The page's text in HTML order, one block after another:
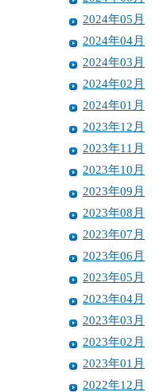
2024年05月
2024年04月
2024年03月
2024年02月
2024年01月
2023年12月
2023年11月
2023年10月
2023年09月
2023年08月
2023年07月
2023年06月
2023年05月
2023年04月
2023年03月
2023年02月
2023年01月
2022年12月